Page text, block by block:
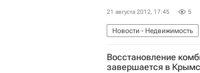
21 августа 2012, 17:45 5
Новости - Недвижимость
Восстановление
завершается в